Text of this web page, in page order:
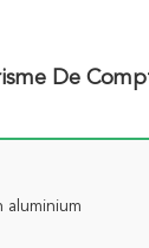
De
aluminium